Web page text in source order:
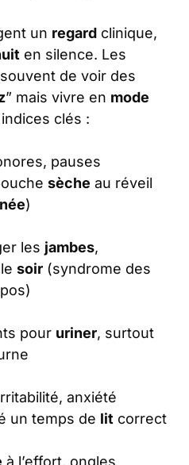
un regard clinique,
en silence. Les
de voir des
” mais vivre en mode
clés :
pauses
sèche au réveil
)
les jambes,
soir (syndrome des
pour uriner, surtout
anxiété
un temps de lit correct
à l’effort, ongles